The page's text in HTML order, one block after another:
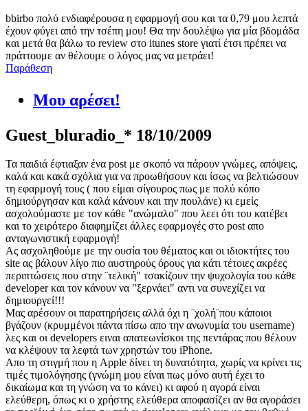
bbirbo πολύ ενδιαφέρουσα η εφαρμογή σου και τα 0,79 μου λεπτά
έχουν φύγει από την τσέπη μου! Θα την δουλέψω για μία βδομάδα
και μετά θα βάλω το review στο itunes store γιατί έτσι πρέπει να
πράττουμε αν θέλουμε ο λόγος μας να μετράει!
Παράθεση
Μου αρέσει!
Guest_bluradio_* 18/10/2009
Τα παιδιά έφτιαξαν ένα post με σκοπό να πάρουν γνώμες, απόψεις,
καλά και κακά σχόλια για να προωθήσουν και ίσως να βελτιώσουν
τη εφαρμογή τους ( που είμαι σίγουρος πως με πολύ κόπο
δημιούργησαν και καλά κάνουν και την πουλάνε) κι εμείς
ασχολούμαστε με τον κάθε "ανώμαλο" που λεει ότι του κατέβει
και το χειρότερο διαφημίζει άλλες εφαρμογές στο post απο
ανταγωνιστική εφαρμογή!
Ας ασχοληθούμε με την ουσία του θέματος και οι ιδιοκτήτες του
site ας βάλουν λίγο πιο αυστηρούς όρους για κάτι τέτοιες ακρέες
περιπτώσεις που στην ¨τελική" τσακίζουν την ψυχολογία του κάθε
developer και τον κάνουν να "ξερνάει" αντι να συνεχίζει να
δημιουργεί!!!
Mας αρέσουν οι παρατηρήσεις αλλά όχι η ¨χολή¨που κάποιοι
βγάζουν (κρυμμένοι πάντα πίσω απο την ανωνυμία του username)
λες και οι developers ειναι απατεωνίσκοι της πεντάρας που θέλουν
να κλέψουν τα λεφτά των χρηστών του iPhone.
Απο τη στιγμή που η Apple δίνει τη δυνατότητα, χωρίς να κρίνει τις
τιμές τιμολόγησης (γνώμη μου είναι πως μόνο αυτή έχει το
δικαίωμα και τη γνώση να το κάνει) κι αφού η αγορά είναι
ελεύθερη, όπως κι ο χρήστης ελεύθερα αποφασίζει αν θα αγοράσει